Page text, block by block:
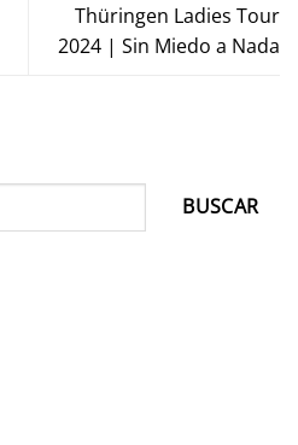
Thüringen Ladies Tour
2024 | Sin Miedo a Nada
BUSCAR